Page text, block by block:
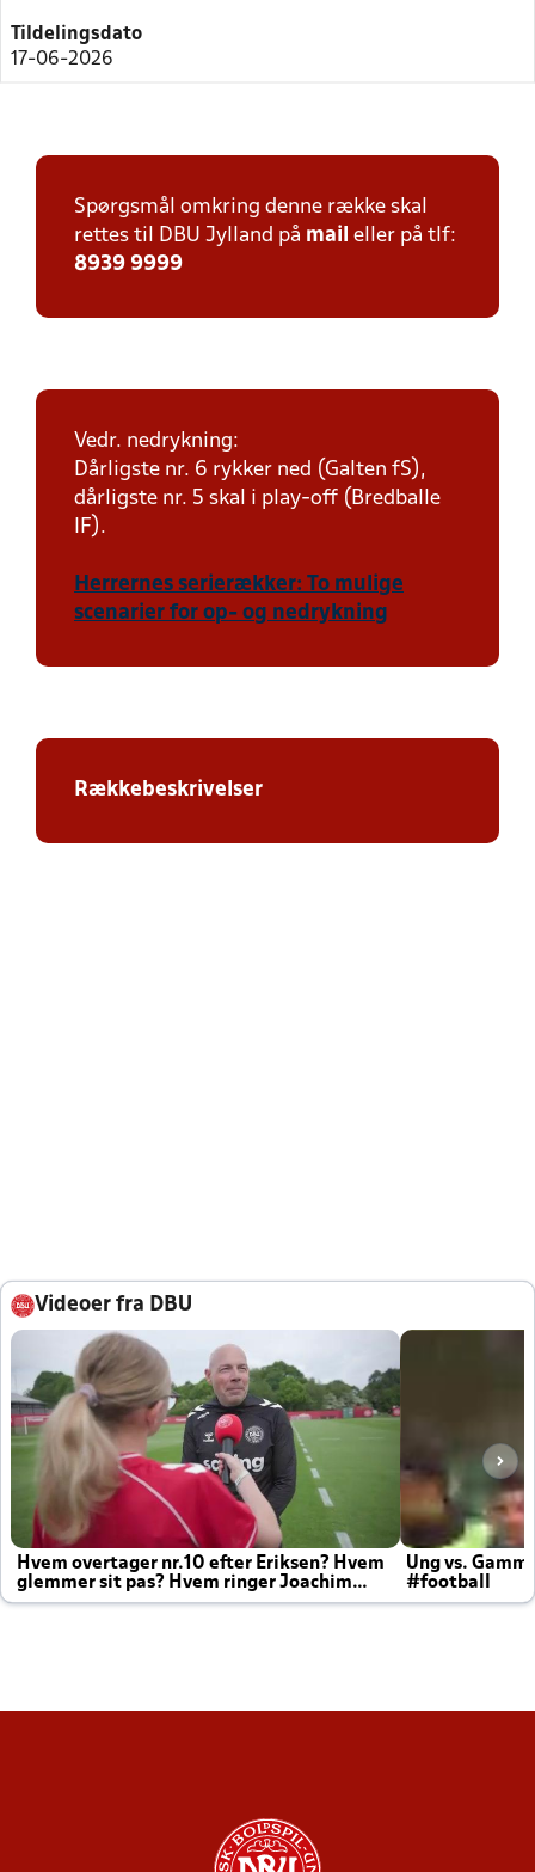
Tildelingsdato
17-06-2026
Spørgsmål omkring denne række skal
rettes til DBU Jylland på mail eller på tlf:
8939 9999
Vedr. nedrykning:
Dårligste nr. 6 rykker ned (Galten fS),
dårligste nr. 5 skal i play-off (Bredballe
IF).
Herrernes serierækker: To mulige
scenarier for op- og nedrykning
Rækkebeskrivelser
Videoer fra DBU
Hvem overtager nr.10 efter Eriksen? Hvem
glemmer sit pas? Hvem ringer Joachim
altid til efter kampe?
Ung vs.
#football